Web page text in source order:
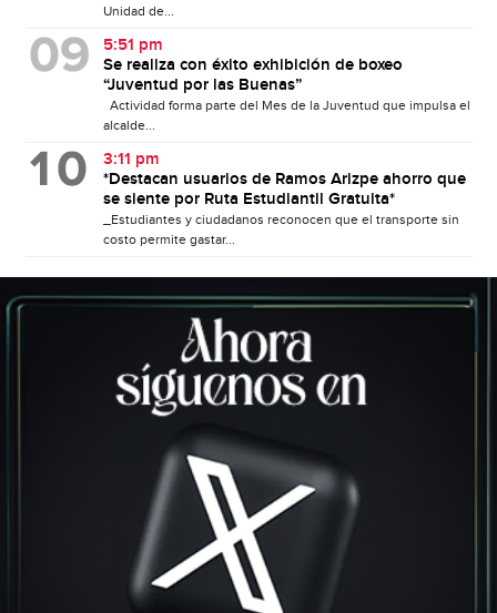
Unidad de...
5:51 pm
Se realiza con éxito exhibición de boxeo
“Juventud por las Buenas”
Actividad forma parte del Mes de la Juventud que impulsa el
alcalde...
3:11 pm
*Destacan usuarios de Ramos Arizpe ahorro que
se siente por Ruta Estudiantil Gratuita*
_Estudiantes y ciudadanos reconocen que el transporte sin
costo permite gastar...